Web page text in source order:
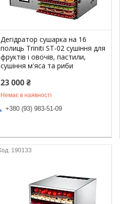
Дегідратор сушарка на 16
полиць Triniti ST-02 сушіння для
фруктів і овочів, пастили,
сушіння м'яса та риби
23 000 ₴
Немає в наявності
+380 (93) 983-51-09
190133